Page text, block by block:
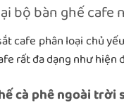
bộ bàn ghế cafe
cafe phân loại chủ
rất đa dạng như hiện
cà phê ngoài trời